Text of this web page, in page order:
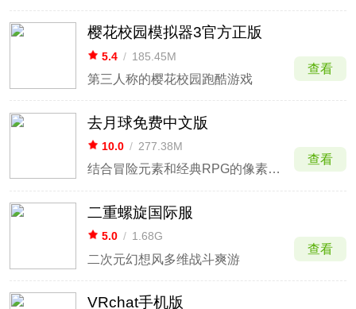
樱花校园模拟器3官方正版
5.4 / 185.45M
第三人称的樱花校园跑酷游戏
查看
去月球免费中文版
10.0 / 277.38M
结合冒险元素和经典RPG的像素画微型游戏
查看
二重螺旋国际服
5.0 / 1.68G
二次元幻想风多维战斗爽游
查看
VRchat手机版